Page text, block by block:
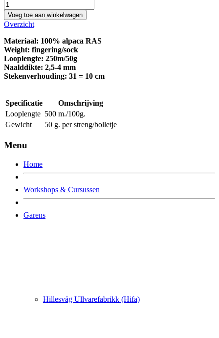
Voeg toe aan winkelwagen
Overzicht
Materiaal: 100% alpaca RAS
​Weight: fingering/sock
Looplengte: 250m/50g
Naalddikte: 2,5-4 mm
Stekenverhouding: 31 = 10 cm
Specificatie
Omschrijving
Looplengte 500 m./100g.
Gewicht
50 g. per streng/bolletje
Menu
Home
Workshops & Cursussen
Garens
Hillesvåg Ullvarefabrikk (Hifa)